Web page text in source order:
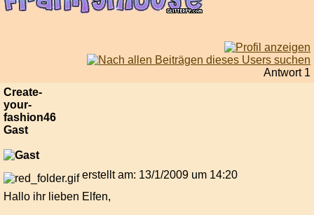
Antwort 1
Create-
your-
fashion46
Gast
erstellt am: 13/1/2009 um 14:20
Hallo ihr lieben Elfen,